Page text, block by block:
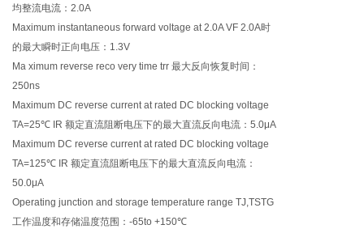
均整流电流：2.0A
Maximum instantaneous forward voltage at 2.0A VF 2.0A时
的最大瞬时正向电压：1.3V
Ma ximum reverse reco very time trr 最大反向恢复时间：
250ns
Maximum DC reverse current at rated DC blocking voltage
TA=25℃ IR 额定直流阻断电压下的最大直流反向电流：5.0μA
Maximum DC reverse current at rated DC blocking voltage
TA=125℃ IR 额定直流阻断电压下的最大直流反向电流：
50.0μA
Operating junction and storage temperature range TJ,TSTG
工作温度和存储温度范围：-65to +150℃